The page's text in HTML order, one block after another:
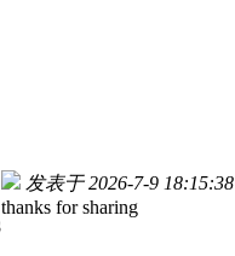
发表于 2026-7-9 18:15:38
thanks for sharing